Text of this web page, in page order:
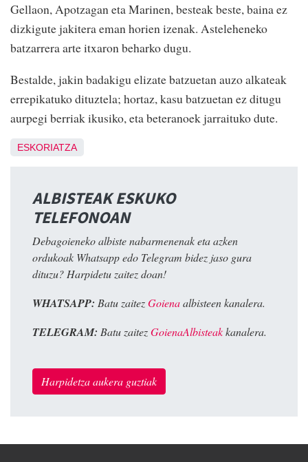
Gellaon, Apotzagan eta Marinen, besteak beste, baina ez
dizkigute jakitera eman horien izenak. Asteleheneko
batzarrera arte itxaron beharko dugu.
Bestalde, jakin badakigu elizate batzuetan auzo alkateak
errepikatuko dituztela; hortaz, kasu batzuetan ez ditugu
aurpegi berriak ikusiko, eta beteranoek jarraituko dute.
ESKORIATZA
ALBISTEAK ESKUKO
TELEFONOAN
Debagoieneko albiste nabarmenenak eta azken
ordukoak Whatsapp edo Telegram bidez jaso gura
dituzu? Harpidetu zaitez doan!
WHATSAPP: Batu zaitezGoienaalbisteen kanalera.
TELEGRAM: Batu zaitezGoienaAlbisteakkanalera.
Harpidetza aukera guztiak